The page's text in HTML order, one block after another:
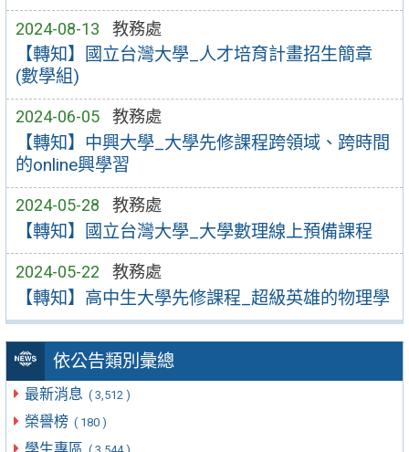
2024-08-13 教務處
【轉知】國立台灣大學_人才培育計畫招生簡章
(數學組)
2024-06-05 教務處
【轉知】中興大學_大學先修課程跨領域、跨時間
的online興學習
2024-05-28 教務處
【轉知】國立台灣大學_大學數理線上預備課程
2024-05-22 教務處
【轉知】高中生大學先修課程_超級英雄的物理學
依公告類別彙總
最新消息 ( 3,512 )
榮譽榜 ( 180 )